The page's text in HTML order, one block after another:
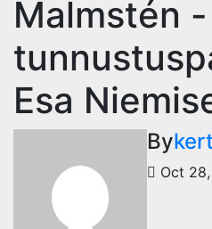
Malmstén -
Esa
By
Oct